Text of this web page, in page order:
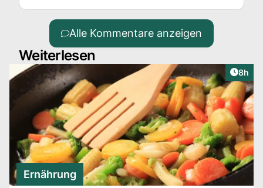
Industriemarinadenfleisch.
Alle Kommentare anzeigen
Weiterlesen
8h
Ernährung